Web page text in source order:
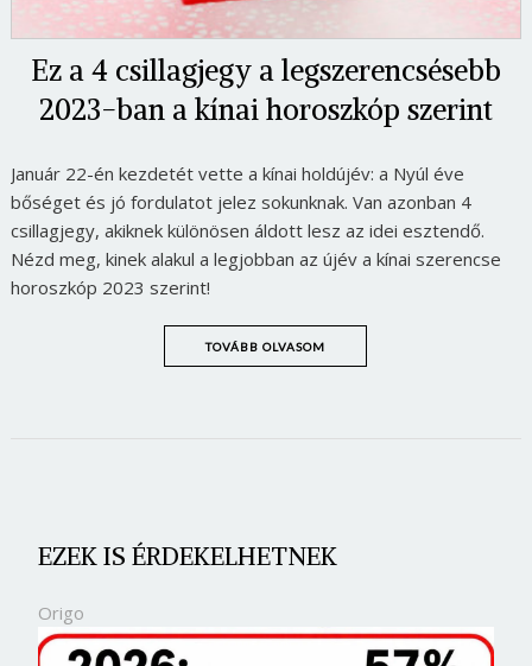
Ez a 4 csillagjegy a legszerencsésebb
2023-ban a kínai horoszkóp szerint
Január 22-én kezdetét vette a kínai holdújév: a Nyúl éve
bőséget és jó fordulatot jelez sokunknak. Van azonban 4
csillagjegy, akiknek különösen áldott lesz az idei esztendő.
Nézd meg, kinek alakul a legjobban az újév a kínai szerencse
horoszkóp 2023 szerint!
TOVÁBB OLVASOM
EZEK IS ÉRDEKELHETNEK
Origo